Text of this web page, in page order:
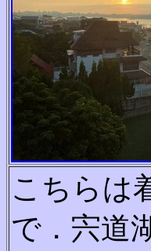
こちらは
で．宍道